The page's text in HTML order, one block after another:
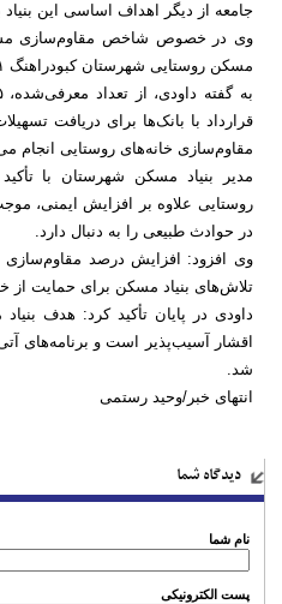
جامعه از دیگر اهداف اساسی این
وی در خصوص شاخص مقاوم‌سازی
مسکن روستایی شهرستان کبودراهنگ ۸۸۱ واحد بوده که برای دریافت تسهیلات بانکی به بانک معرفی شدند.
قرارداد با بانک‌ها برای دریافت
مقاوم‌سازی خانه‌های روستایی انجام
مدیر بنیاد مسکن شهرستان با
روستایی علاوه بر افزایش ایمنی،
در حوادث طبیعی را به دنبال دارد.
وی افزود: افزایش درصد
تلاش‌های بنیاد مسکن برای حمایت از
داودی در پایان تأکید کرد: هدف
اقشار آسیب‌پذیر است و برنامه‌های
شد.
انتهای خبر/وحید رستمی
دیدگاه شما
نام شما
پست الکترونیکی